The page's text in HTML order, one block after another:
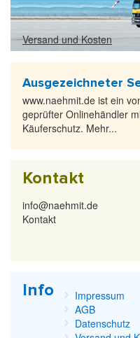
Versand und Kosten
Ausgezeichneter
www.naehmit.de ist ein
geprüfter Onlinehändler
Käuferschutz. Mehr...
Kontakt
info@naehmit.de
Kontakt
Info
Impressum
AGB
Datenschutz